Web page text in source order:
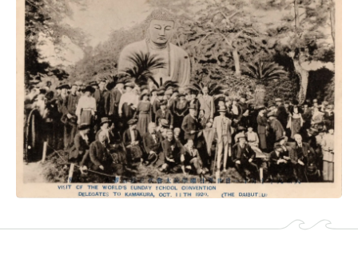
交通案内お問い合わせ 教員採用情報資料請求新着情報
よくある質問みらい募金について
当サイトについて個人情報保護方針サイトマップENGLISH